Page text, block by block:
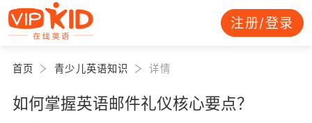
注册/登录
首页 青少儿英语知识 详情
如何掌握英语邮件礼仪核心要点？